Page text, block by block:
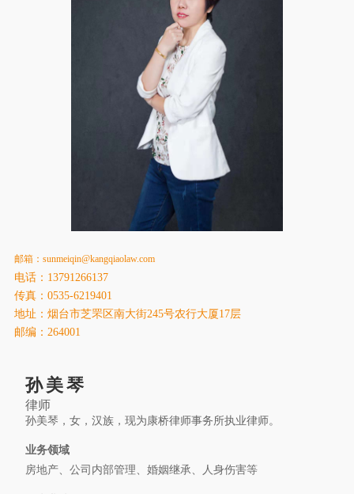
康桥党建
业务领域
社会责任
康桥法治研究院
康桥出版
邮箱：sunmeiqin@kangqiaolaw.com
电话：13791266137
传真：0535-6219401
地址：烟台市芝罘区南大街245号农行大厦17层
邮编：264001
孙美琴
律师
孙美琴，女，汉族，现为康桥律师事务所执业律师。
业务领域
房地产、公司内部管理、婚姻继承、人身伤害等